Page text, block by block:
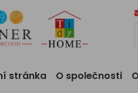
stránka O společnosti